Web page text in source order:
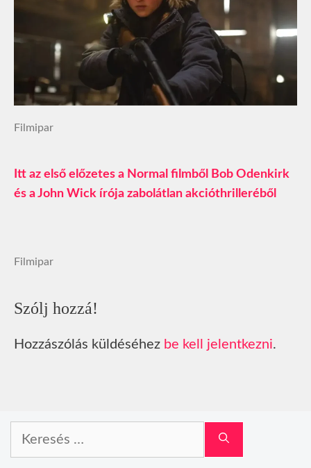
Filmipar
Itt az első előzetes a Normal filmből Bob Odenkirk
és a John Wick írója zabolátlan akcióthrilleréből
Filmipar
Szólj hozzá!
Hozzászólás küldéséhez be kell jelentkezni.